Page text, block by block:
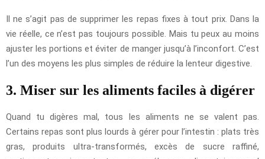
Il ne s’agit pas de supprimer les repas fixes à tout prix. Dans la
vie réelle, ce n’est pas toujours possible. Mais tu peux au moins
ajuster les portions et éviter de manger jusqu’à l’inconfort. C’est
l’un des moyens les plus simples de réduire la lenteur digestive.
3. Miser sur les aliments faciles à digérer
Quand tu digères mal, tous les aliments ne se valent pas.
Certains repas sont plus lourds à gérer pour l’intestin : plats très
gras, produits ultra-transformés, excès de sucre raffiné,